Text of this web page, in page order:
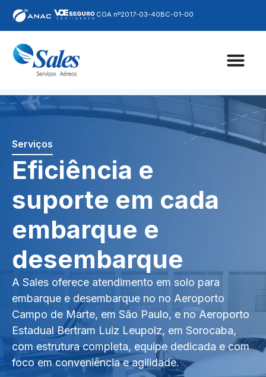
COA nº2017-03-40BC-01-00
Serviços
Eficiência e
suporte em cada
embarque e
desembarque
A Sales oferece atendimento em solo para
embarque e desembarque no no Aeroporto
Campo de Marte, em São Paulo, e no Aeroporto
Estadual Bertram Luiz Leupolz, em Sorocaba,
com estrutura completa, equipe dedicada e com
foco em conveniência e agilidade.